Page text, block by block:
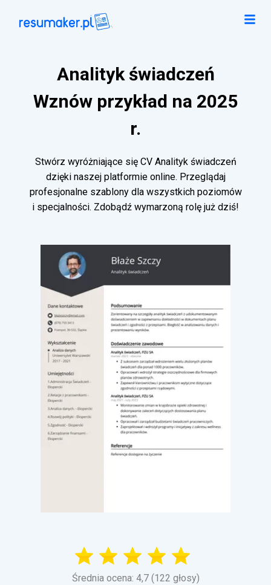
Analityk świadczeń
Wznów przykład na 2025
r.
Stwórz wyróżniające się CV Analityk świadczeń
dzięki naszej platformie online. Przeglądaj
profesjonalne szablony dla wszystkich poziomów
i specjalności. Zdobądź wymarzoną rolę już dziś!
Średnia ocena: 4,7 (122 głosy)